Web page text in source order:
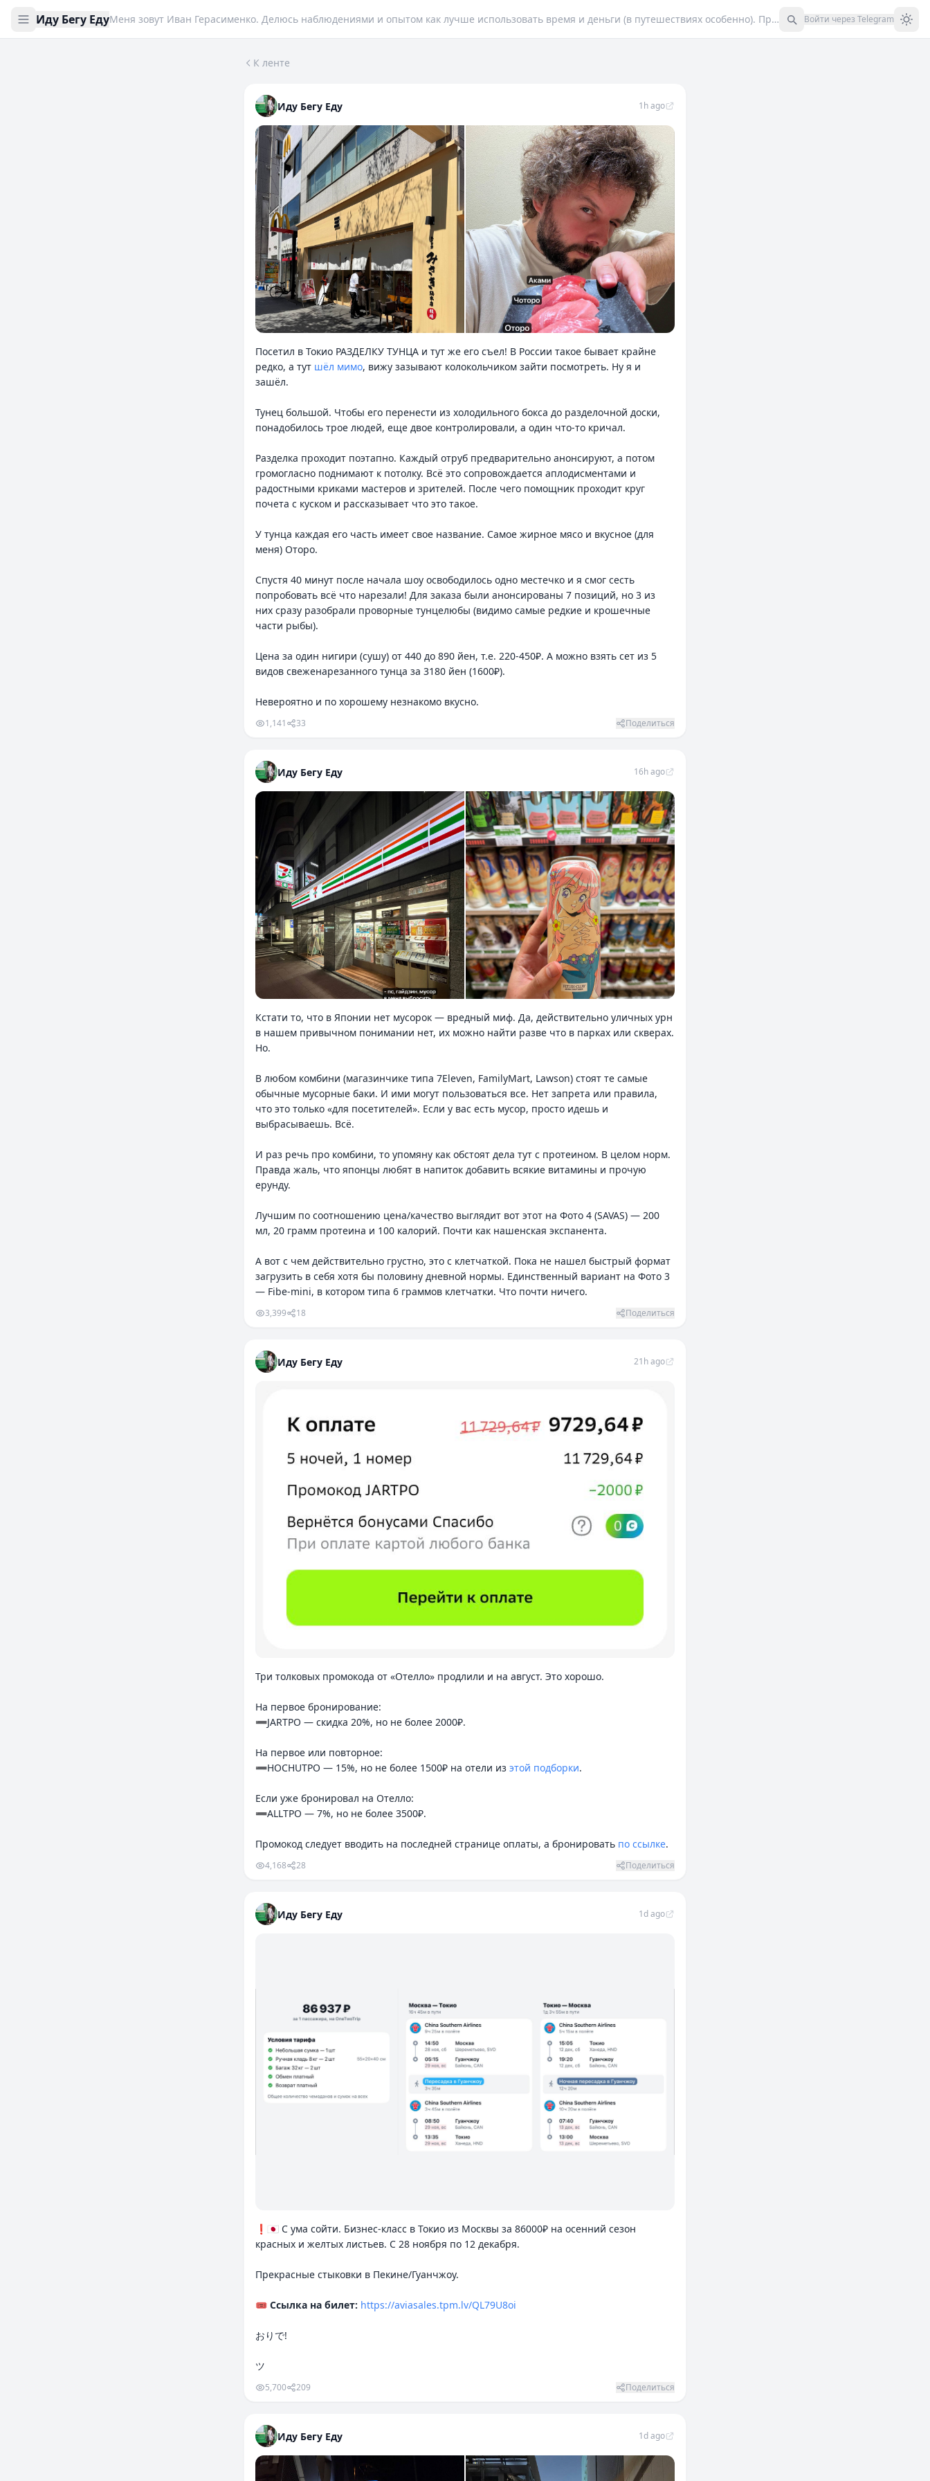
Иду Бегу Еду Меня зовут Иван Герасименко. Делюсь наблюдениями и опытом как лучше использовать время и деньги (в путешествиях особенно). Предложения: @ivangerasimenko (через i – и) Частный: @private_idubegu_bot Макс: max.ru/idubeguedu РКН: clck.ru/3FZpyb 18+ Войти через Telegram
К ленте
Иду Бегу Еду 1h ago
+4
Посетил в Токио РАЗДЕЛКУ ТУНЦА и тут же его съел! В России такое бывает крайне
редко, а тут шёл мимо, вижу зазывают колокольчиком зайти посмотреть. Ну я и
зашёл.
Тунец большой. Чтобы его перенести из холодильного бокса до разделочной доски,
понадобилось трое людей, еще двое контролировали, а один что-то кричал.
Разделка проходит поэтапно. Каждый отруб предварительно анонсируют, а потом
громогласно поднимают к потолку. Всё это сопровождается аплодисментами и
радостными криками мастеров и зрителей. После чего помощник проходит круг
почета с куском и рассказывает что это такое.
У тунца каждая его часть имеет свое название. Самое жирное мясо и вкусное (для
меня) Оторо.
Спустя 40 минут после начала шоу освободилось одно местечко и я смог сесть
попробовать всё что нарезали! Для заказа были анонсированы 7 позиций, но 3 из
них сразу разобрали проворные тунцелюбы (видимо самые редкие и крошечные
части рыбы).
Цена за один нигири (сушу) от 440 до 890 йен, т.е. 220-450₽. А можно взять сет из 5
видов свеженарезанного тунца за 3180 йен (1600₽).
Невероятно и по хорошему незнакомо вкусно.
1,141 33 Поделиться
Иду Бегу Еду 16h ago
Кстати то, что в Японии нет мусорок — вредный миф. Да, действительно уличных урн
в нашем привычном понимании нет, их можно найти разве что в парках или скверах.
Но.
В любом комбини (магазинчике типа 7Eleven, FamilyMart, Lawson) стоят те самые
обычные мусорные баки. И ими могут пользоваться все. Нет запрета или правила,
что это только «для посетителей». Если у вас есть мусор, просто идешь и
выбрасываешь. Всё.
И раз речь про комбини, то упомяну как обстоят дела тут с протеином. В целом норм.
Правда жаль, что японцы любят в напиток добавить всякие витамины и прочую
ерунду.
Лучшим по соотношению цена/качество выглядит вот этот на Фото 4 (SAVAS) — 200
мл, 20 грамм протеина и 100 калорий. Почти как нашенская экспанента.
А вот с чем действительно грустно, это с клетчаткой. Пока не нашел быстрый формат
загрузить в себя хотя бы половину дневной нормы. Единственный вариант на Фото 3
— Fibe-mini, в котором типа 6 граммов клетчатки. Что почти ничего.
3,399 18 Поделиться
Иду Бегу Еду 21h ago
Три толковых промокода от «Отелло» продлили и на август. Это хорошо.
На первое бронирование:
➖JARTPO — скидка 20%, но не более 2000₽.
На первое или повторное:
➖HOCHUTPO — 15%, но не более 1500₽ на отели из этой подборки.
Если уже бронировал на Отелло:
➖ALLTPO — 7%, но не более 3500₽.
Промокод следует вводить на последней странице оплаты, а бронировать по ссылке.
4,168 28 Поделиться
Иду Бегу Еду 1d ago
❗️🇯🇵 С ума сойти. Бизнес-класс в Токио из Москвы за 86000₽ на осенний сезон
красных и желтых листьев. С 28 ноября по 12 декабря.
Прекрасные стыковки в Пекине/Гуанчжоу.
🎟 Ссылка на билет: https://aviasales.tpm.lv/QL79U8oi
おりで!
ツ
5,700 209 Поделиться
Иду Бегу Еду 1d ago